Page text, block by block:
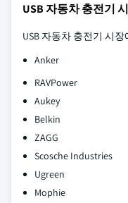
USB 자동차 충전기
USB 자동차 충전기 시
Anker
RAVPower
Aukey
Belkin
ZAGG
Scosche Industries
Ugreen
Mophie